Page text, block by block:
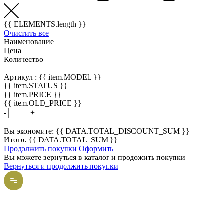
{{ ELEMENTS.length }}
Очистить все
Наименование
Цена
Количество
Артикул : {{ item.MODEL }}
{{ item.STATUS }}
{{ item.PRICE }}
{{ item.OLD_PRICE }}
-
+
Вы экономите: {{ DATA.TOTAL_DISCOUNT_SUM }}
Итого: {{ DATA.TOTAL_SUM }}
Продолжить покупки Оформить
Вы можете вернуться в каталог и продожить покупки
Вернуться и продолжить покупки